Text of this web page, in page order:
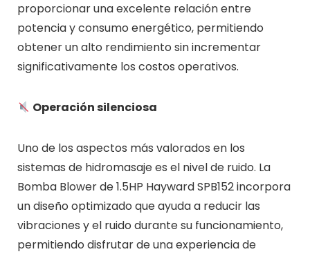
proporcionar una excelente relación entre
potencia y consumo energético, permitiendo
obtener un alto rendimiento sin incrementar
significativamente los costos operativos.
Operación silenciosa
Uno de los aspectos más valorados en los
sistemas de hidromasaje es el nivel de ruido. La
Bomba Blower de 1.5HP Hayward SPB152 incorpora
un diseño optimizado que ayuda a reducir las
vibraciones y el ruido durante su funcionamiento,
permitiendo disfrutar de una experiencia de